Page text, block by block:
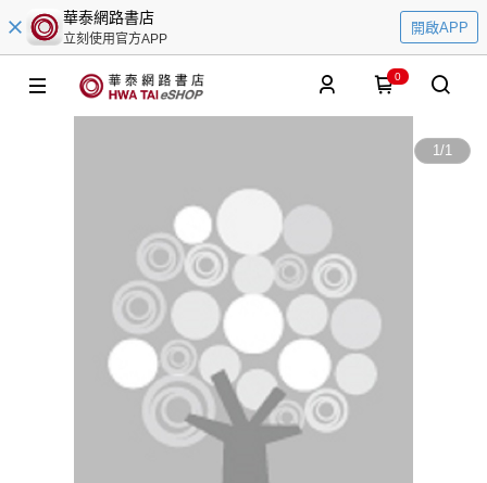
華泰網路書店
立刻使用官方APP
開啟APP
0
1/1